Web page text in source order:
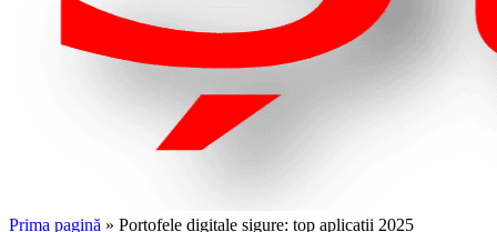
Prima pagină » Portofele digitale sigure: top aplicații 2025